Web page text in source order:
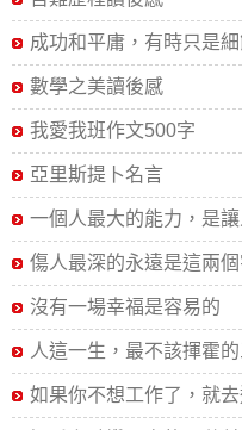
成功和平庸，有時只是
數學之美讀後感
我愛我班作文500字
亞里斯提卜名言
一個人最大的能力，是
傷人最深的永遠是這兩個
沒有一場幸福是容易的
人這一生，最不該揮霍
如果你不想工作了，就